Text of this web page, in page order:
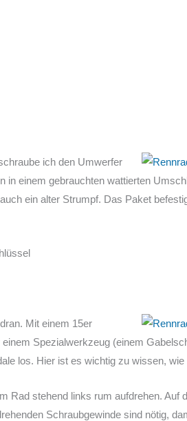
ich den Umwerfer
in einem gebrauchten wattierten
ein alter Strumpf. Das Paket
Mit einem 15er
Spezialwerkzeug (einem
los. Hier ist es wichtig zu wissen,
Rad stehend links rum aufdrehen. Auf
Schraubgewinde sind nötig,